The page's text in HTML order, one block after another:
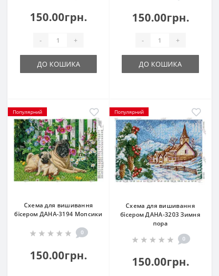
150.00грн.
- +
ДО КОШИКА
150.00грн.
- +
ДО КОШИКА
Популярний
Схема для вишивання
бісером ДАНА-3194 Мопсики
0
150.00грн.
Популярний
Схема для вишивання
бісером ДАНА-3203 Зимня
пора
0
150.00грн.